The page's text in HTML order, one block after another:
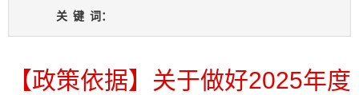
关 键 词：
【政策依据】关于做好2025年度